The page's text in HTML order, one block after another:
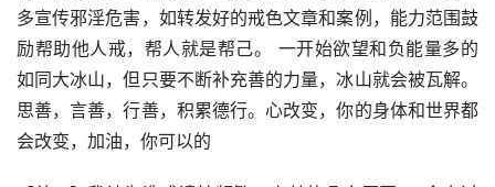
多宣传邪淫危害，如转发好的戒色文章和案例，能力范围鼓
励帮助他人戒，帮人就是帮己。 一开始欲望和负能量多的
如同大冰山，但只要不断补充善的力量，冰山就会被瓦解。
思善，言善，行善，积累德行。心改变，你的身体和世界都
会改变，加油，你可以的